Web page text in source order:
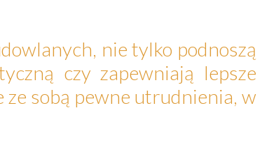
nie tylko podnoszą
czy zapewniają lepsze
sobą pewne utrudnienia, w